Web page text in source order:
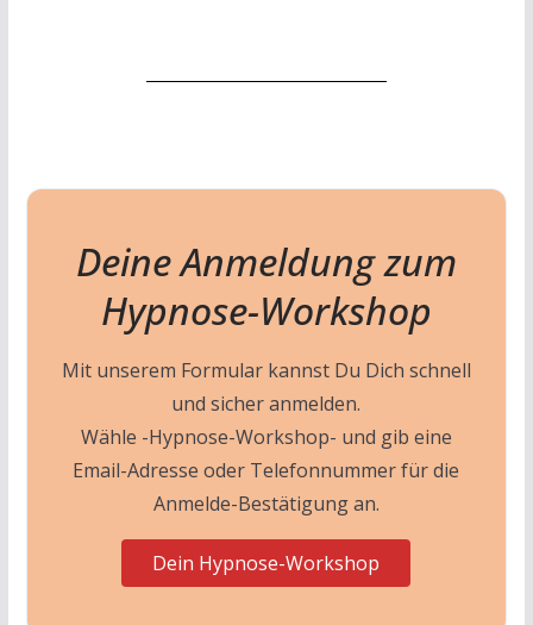
Deine Anmeldung zum
Hypnose-Workshop
Mit unserem Formular kannst Du Dich schnell
und sicher anmelden.
Wähle -Hypnose-Workshop- und gib eine
Email-Adresse oder Telefonnummer für die
Anmelde-Bestätigung an.
Dein Hypnose-Workshop